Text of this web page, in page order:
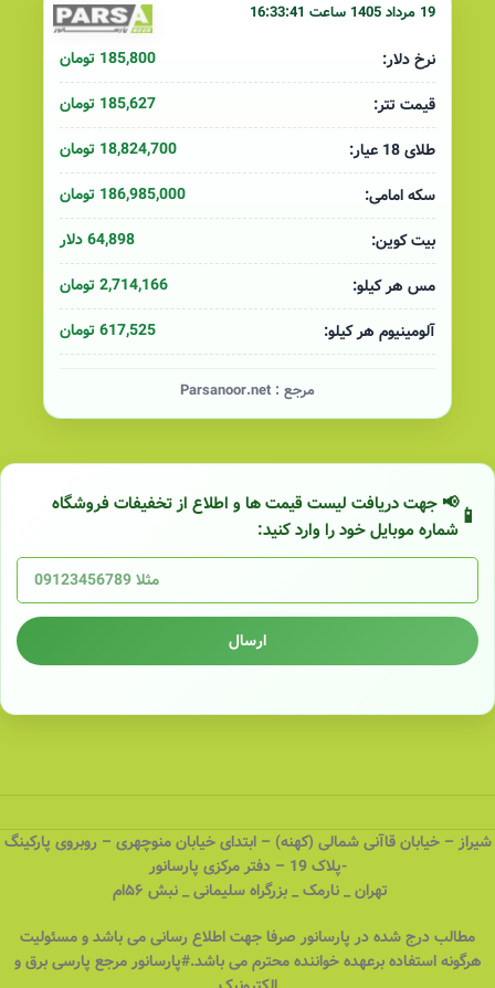
19 مرداد 1405 ساعت 16:33:41
نرخ دلار:
185,800 تومان
قیمت تتر:
185,627 تومان
طلای 18 عیار:
18,824,700 تومان
سکه امامی:
186,985,000 تومان
بیت کوین:
64,898 دلار
مس هر کیلو:
2,714,166 تومان
آلومینیوم هر کیلو:
617,525 تومان
مرجع : Parsanoor.net
📢 جهت دریافت لیست قیمت ها و اطلاع از تخفیفات فروشگاه
شماره موبایل خود را وارد کنید:
ارسال
شیراز – خیابان قاآنی شمالی (کهنه) – ابتدای خیابان منوچهری – روبروی پارکینگ
-پلاک 19 – دفتر مرکزی پارسانور
تهران _ نارمک _ بزرگراه سلیمانی _ نبش ۵۶ام
مطالب درج شده در پارسانور صرفا جهت اطلاع رسانی می باشد و مسئولیت
هرگونه استفاده برعهده خواننده محترم می باشد.#پارسانور مرجع پارسی برق و